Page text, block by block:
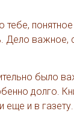
Дело
было
долго.
и в